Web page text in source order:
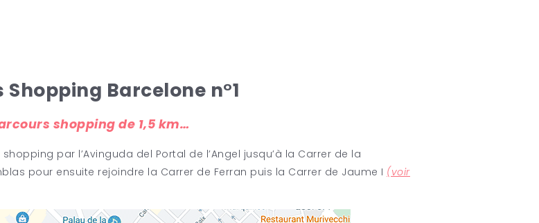
Shopping Barcelone n°1
shopping de 1,5 km…
par l’Avinguda del Portal de l’Angel jusqu’à la Carrer de la
pour ensuite rejoindre la Carrer de Ferran puis la Carrer de Jaume I (voir